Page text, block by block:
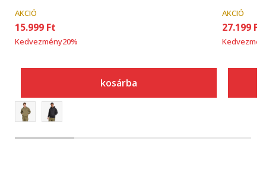
AKCIÓ
15.999 Ft
Kedvezmény20%
kosárba
AKCIÓ
27.199 Ft